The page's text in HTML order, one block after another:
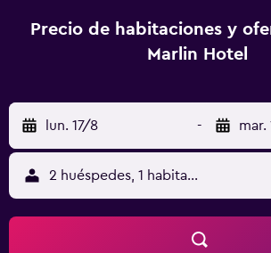
con canales por satélite de suscripción
pago. Los baños están equipados con
gratuitos. Este hotel en Miami Beach
Internet wifi gratis. Los servicios para
negocios incluyen escritorio y teléfono;
llamadas locales gratuitas (pueden
Las habitaciones también incluyen
espresso y botella de agua gratuita. Se
limpieza todos los días y es posible
Precio de habitaciones y
Marlin Hotel
lun. 17/8 - mar.
2 huéspedes, 1 habitación